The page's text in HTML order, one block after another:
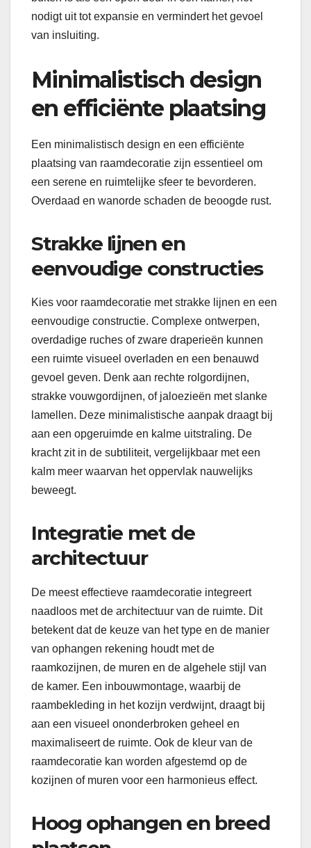
nodigt uit tot expansie en vermindert het gevoel
van insluiting.
Minimalistisch design
en efficiënte plaatsing
Een minimalistisch design en een efficiënte
plaatsing van raamdecoratie zijn essentieel om
een serene en ruimtelijke sfeer te bevorderen.
Overdaad en wanorde schaden de beoogde rust.
Strakke lijnen en
eenvoudige constructies
Kies voor raamdecoratie met strakke lijnen en een
eenvoudige constructie. Complexe ontwerpen,
overdadige ruches of zware draperieën kunnen
een ruimte visueel overladen en een benauwd
gevoel geven. Denk aan rechte rolgordijnen,
strakke vouwgordijnen, of jaloezieën met slanke
lamellen. Deze minimalistische aanpak draagt bij
aan een opgeruimde en kalme uitstraling. De
kracht zit in de subtiliteit, vergelijkbaar met een
kalm meer waarvan het oppervlak nauwelijks
beweegt.
Integratie met de
architectuur
De meest effectieve raamdecoratie integreert
naadloos met de architectuur van de ruimte. Dit
betekent dat de keuze van het type en de manier
van ophangen rekening houdt met de
raamkozijnen, de muren en de algehele stijl van
de kamer. Een inbouwmontage, waarbij de
raambekleding in het kozijn verdwijnt, draagt bij
aan een visueel ononderbroken geheel en
maximaliseert de ruimte. Ook de kleur van de
raamdecoratie kan worden afgestemd op de
kozijnen of muren voor een harmonieus effect.
Hoog ophangen en breed